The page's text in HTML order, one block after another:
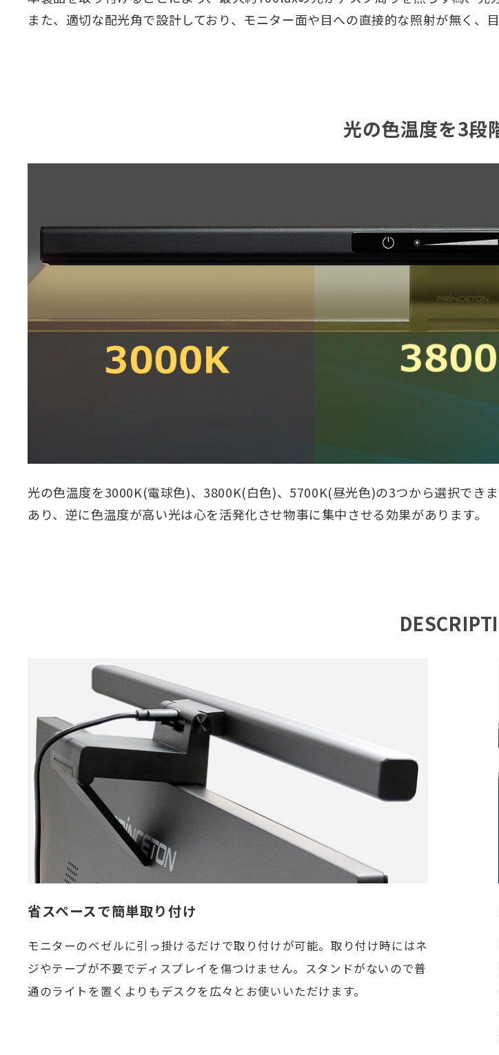
また、適切な配光角で設計しており、モニター面や目への直接的な照射が無く、
光の色温度を3段
光の色温度を3000K(電球色)、3800K(白色)、5700K(昼光色)の3つから選択でき
あり、逆に色温度が高い光は心を活発化させ物事に集中させる効果があります。
省スペースで簡単取り付け
モニターのベゼルに引っ掛けるだけで取り付けが可能。取り付け時にはネ
ジやテープが不要でディスプレイを傷つけません。スタンドがないので普
通のライトを置くよりもデスクを広々とお使いいただけます。